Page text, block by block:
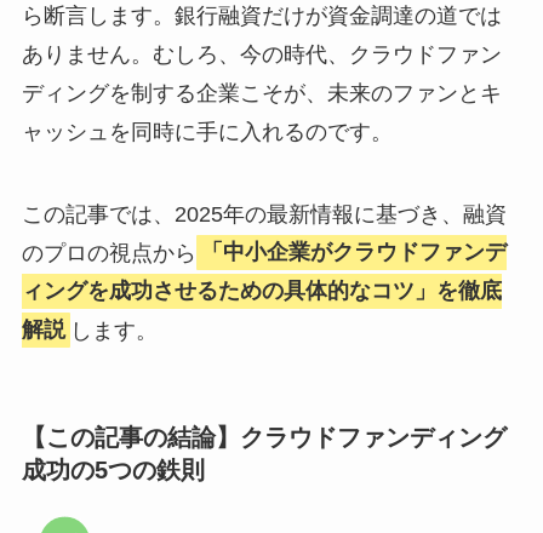
ら断言します。銀行融資だけが資金調達の道では
ありません。むしろ、今の時代、クラウドファン
ディングを制する企業こそが、未来のファンとキ
ャッシュを同時に手に入れるのです。
この記事では、2025年の最新情報に基づき、融資
のプロの視点から
「中小企業がクラウドファンデ
ィングを成功させるための具体的なコツ」を徹底
解説 します。
【この記事の結論】クラウドファンディング
成功の5つの鉄則